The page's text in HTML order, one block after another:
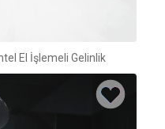
El İşlemeli Gelinlik